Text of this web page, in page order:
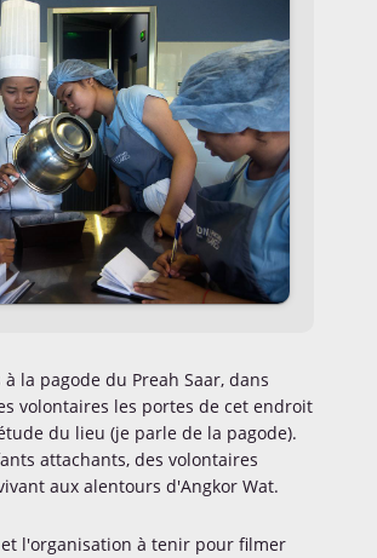
la pagode du Preah Saar, dans
volontaires les portes de cet endroit
du lieu (je parle de la pagode).
attachants, des volontaires
aux alentours d'Angkor Wat.
l'organisation à tenir pour filmer